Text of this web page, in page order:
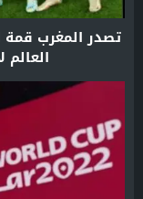
تصدر المغرب
العالم